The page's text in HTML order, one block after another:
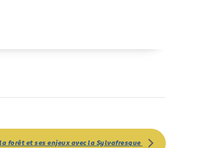
forêt et ses enjeux avec la Sylvafresque